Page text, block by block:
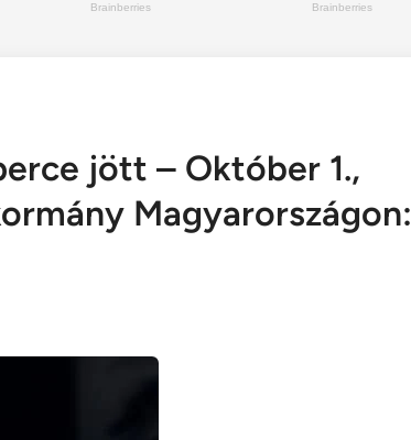
jött – Október 1.,
Magyarországon: